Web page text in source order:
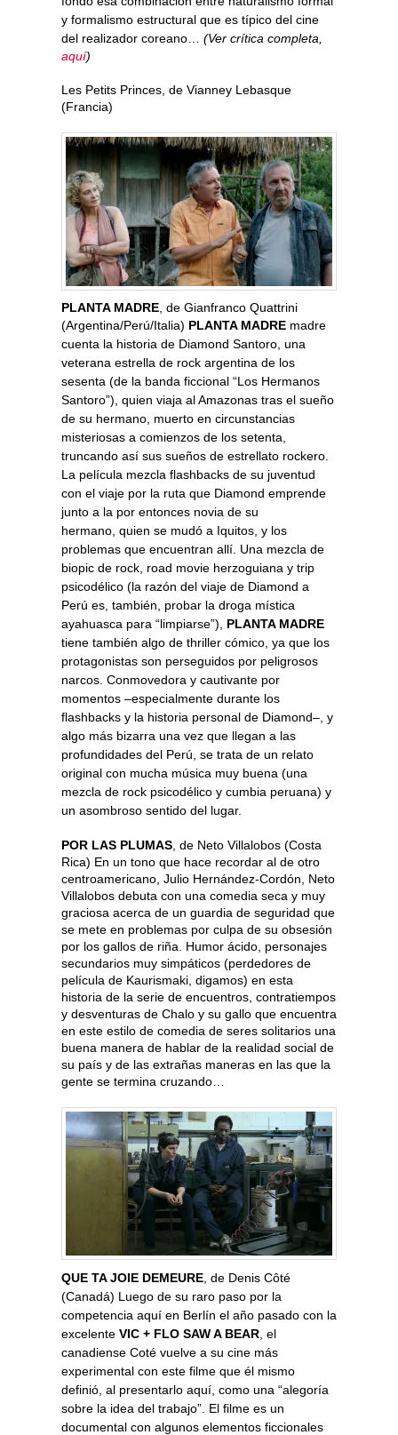
y formalismo estructural que es típico del cine
del realizador coreano…
(Ver crítica completa,
aquí)
Les Petits Princes, de Vianney Lebasque
(Francia)
PLANTA MADRE , de Gianfranco Quattrini
(Argentina/Perú/Italia) PLANTA MADRE madre
cuenta la historia de Diamond Santoro, una
veterana estrella de rock argentina de los
sesenta (de la banda ficcional “Los Hermanos
Santoro”), quien viaja al Amazonas tras el sueño
de su hermano, muerto en circunstancias
misteriosas a comienzos de los setenta,
truncando así sus sueños de estrellato rockero.
La película mezcla flashbacks de su juventud
con el viaje por la ruta que Diamond emprende
junto a la por entonces novia de su
hermano, quien se mudó a Iquitos, y los
problemas que encuentran allí. Una mezcla de
biopic de rock, road movie herzoguiana y trip
psicodélico (la razón del viaje de Diamond a
Perú es, también, probar la droga mística
ayahuasca para “limpiarse”), PLANTA MADRE
tiene también algo de thriller cómico, ya que los
protagonistas son perseguidos por peligrosos
narcos. Conmovedora y cautivante por
momentos –especialmente durante los
flashbacks y la historia personal de Diamond–, y
algo más bizarra una vez que llegan a las
profundidades del Perú, se trata de un relato
original con mucha música muy buena (una
mezcla de rock psicodélico y cumbia peruana) y
un asombroso sentido del lugar.
POR LAS PLUMAS , de Neto Villalobos (Costa
Rica) En un tono que hace recordar al de otro
centroamericano, Julio Hernández-Cordón, Neto
Villalobos debuta con una comedia seca y muy
graciosa acerca de un guardia de seguridad que
se mete en problemas por culpa de su obsesión
por los gallos de riña. Humor ácido, personajes
secundarios muy simpáticos (perdedores de
película de Kaurismaki, digamos) en esta
historia de la serie de encuentros, contratiempos
y desventuras de Chalo y su gallo que encuentra
en este estilo de comedia de seres solitarios una
buena manera de hablar de la realidad social de
su país y de las extrañas maneras en las que la
gente se termina cruzando…
QUE TA JOIE DEMEURE , de Denis Côté
(Canadá) Luego de su raro paso por la
competencia aquí en Berlín el año pasado con la
excelente VIC + FLO SAW A BEAR , el
canadiense Coté vuelve a su cine más
experimental con este filme que él mismo
definió, al presentarlo aquí, como una “alegoría
sobre la idea del trabajo”. El filme es un
documental con algunos elementos ficcionales